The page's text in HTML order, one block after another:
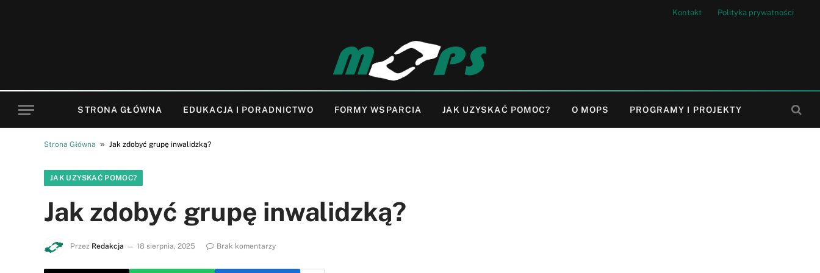
Kontakt Polityka prywatności
STRONA GŁÓWNA EDUKACJA I PORADNICTWO FORMY WSPARCIA JAK UZYSKAĆ POMOC? O MOPS PROGRAMY I PROJEKTY
Strona Główna » Jak zdobyć grupę inwalidzką?
JAK UZYSKAĆ POMOC?
Jak zdobyć grupę inwalidzką?
Przez Redakcja 18 sierpnia, 2025 Brak komentarzy